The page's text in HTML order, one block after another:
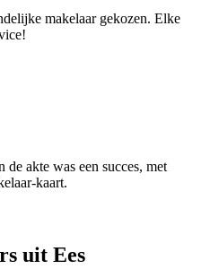
makelaar gekozen. Elke
de akte was een succes, met
kaart.
uit Ees